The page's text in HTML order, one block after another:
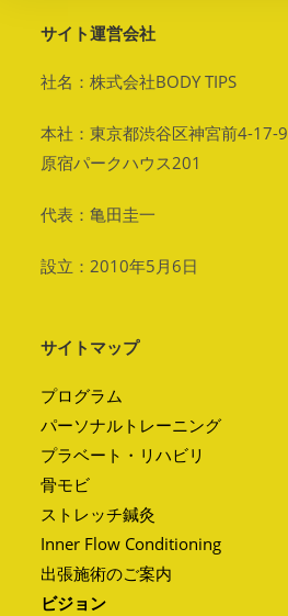
サイト運営会社
社名：株式会社BODY TIPS
本社：東京都渋谷区神宮前4-17-9
原宿パークハウス201
代表：亀田圭一
設立：2010年5月6日
サイトマップ
プログラム
パーソナルトレーニング
プラベート・リハビリ
骨モビ
ストレッチ鍼灸
Inner Flow Conditioning
出張施術のご案内
ビジョン